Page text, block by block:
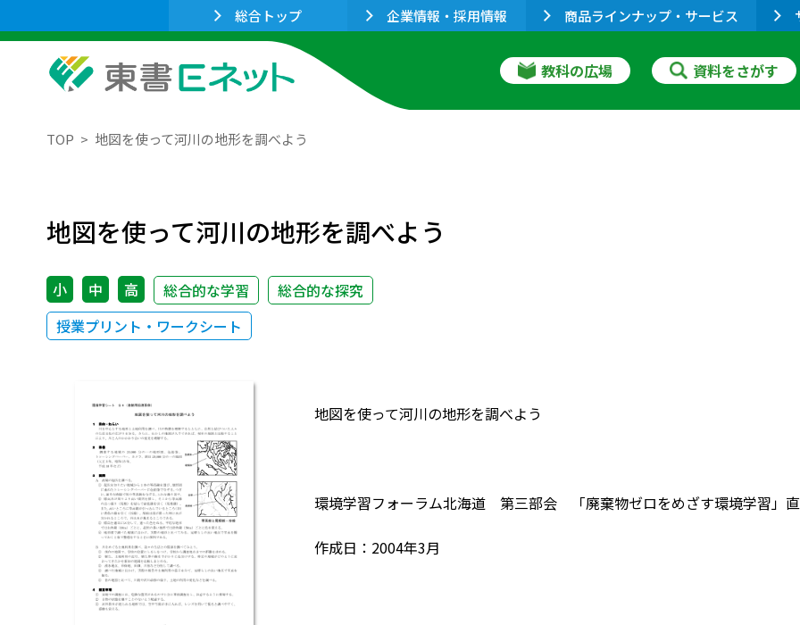
総合トップ 企業情報・採用情報 商品ラインナップ・サービス
教科の広場 資料をさがす
TOP 地図を使って河川の地形を調べよう
地図を使って河川の地形を調べよう
小 中 高 総合的な学習
総合的な探究
授業プリント・ワークシート
地図を使って河川の地形を調べよう
環境学習フォーラム北海道 第三部会 「廃棄物ゼロをめざす環境学習」
作成日：2004年3月